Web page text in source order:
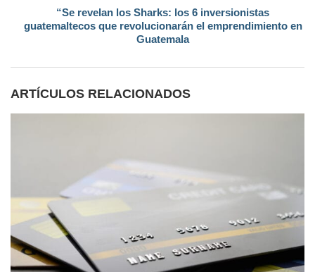
“Se revelan los Sharks: los 6 inversionistas
guatemaltecos que revolucionarán el emprendimiento en
Guatemala
ARTÍCULOS RELACIONADOS